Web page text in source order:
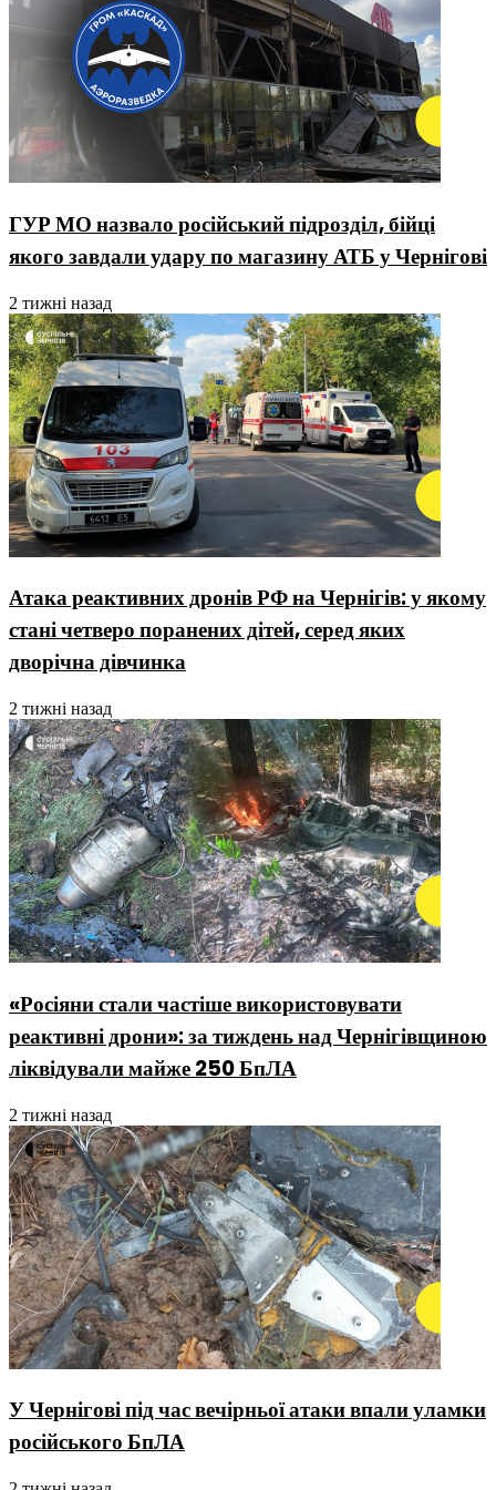
ГУР МО назвало російський підрозділ, бійці
якого завдали удару по магазину АТБ у Чернігові
2 тижні назад
Атака реактивних дронів РФ на Чернігів: у якому
стані четверо поранених дітей, серед яких
дворічна дівчинка
2 тижні назад
«Росіяни стали частіше використовувати
реактивні дрони»: за тиждень над Чернігівщиною
ліквідували майже 250 БпЛА
2 тижні назад
У Чернігові під час вечірньої атаки впали уламки
російського БпЛА